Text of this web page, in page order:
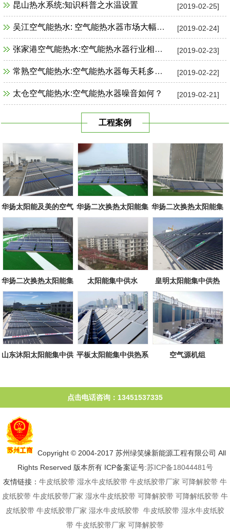
[2019-02-25]
昆山热水系统:知识科普之水温设置
[2019-02-24]
吴江空气能热水: 空气能热水器市场大幅增长
[2019-02-23]
张家港空气能热水:空气能热水器行业相关政策一览
[2019-02-22]
常熟空气能热水:空气能热水器每天耗多少电？
[2019-02-21]
太仓空气能热水:空气能热水器噪音如何？
工程案例
华扬太阳能及美的空气 华扬二次换热太阳能集 华扬二次换热太阳能集
中系统
华扬二次换热太阳能集
中系统
太阳能集中供水 皇明太阳能集中供热
山东沐阳太阳能集中供 平板太阳能集中供热系
空气源机组
点击电话咨询：13451537335
Copyright © 2004-2017 苏州绿笑缘新能源工程有限公司 All
Rights Reserved 版本所有 ICP备案证号:苏ICP备18044481号
友情链接： 牛皮纸胶带 湿水牛皮纸胶带 牛皮纸胶带厂家 可降解胶带 牛
皮纸胶带 牛皮纸胶带厂家 湿水牛皮纸胶带 可降解胶带 可降解纸胶带 牛
皮纸胶带 牛皮纸胶带厂家 湿水牛皮纸胶带 牛皮纸胶带 湿水牛皮纸胶
带 牛皮纸胶带厂家 可降解胶带